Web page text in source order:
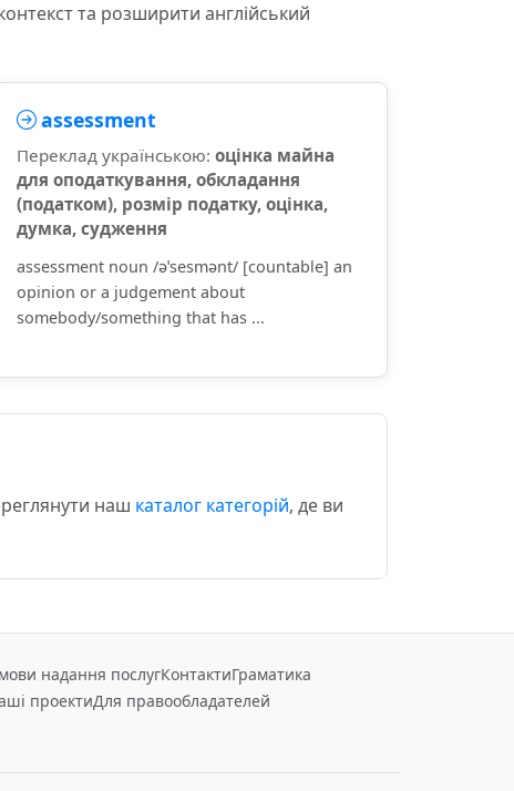
та розширити англійський
assessment
Переклад українською: оцінка майна
для оподаткування, обкладання
(податком), розмір податку, оцінка,
думка, судження
assessment noun /əˈsesmənt/ [countable] an
opinion or a judgement about
somebody/something that has ...
наш каталог категорій, де ви
надання послугКонтактиГраматика
проектиДля правообладателей